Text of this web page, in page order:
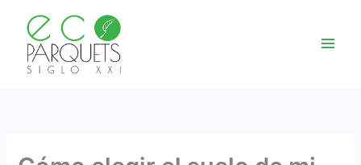
contenido